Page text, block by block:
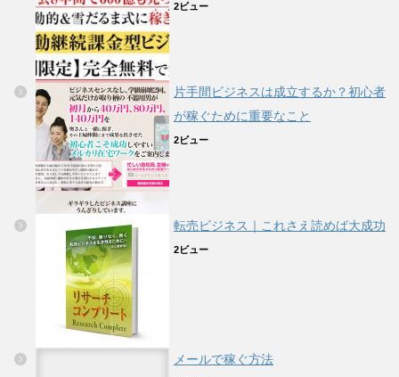
2ビュー
片手間ビジネスは成立するか？初心者
が稼ぐために重要なこと
2ビュー
転売ビジネス｜これさえ読めば大成功
2ビュー
メールで稼ぐ方法